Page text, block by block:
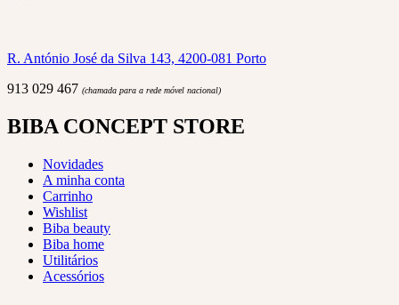
R. António José da Silva 143, 4200-081 Porto
913 029 467 (chamada para a rede móvel nacional)
BIBA CONCEPT STORE
Novidades
A minha conta
Carrinho
Wishlist
Biba beauty
Biba home
Utilitários
Acessórios